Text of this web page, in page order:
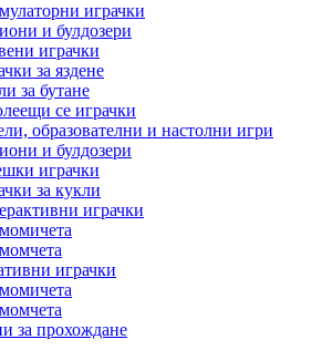
играчки
и булдозери
играчки
за яздене
за бутане
се играчки
образователни и настолни игри
и булдозери
играчки
за кукли
играчки
играчки
за прохождане